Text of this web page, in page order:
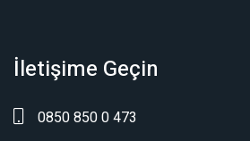
İletişime Geçin
0850 850 0 473